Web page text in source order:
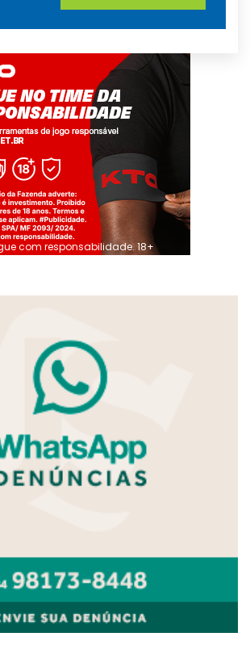
com responsabilidade. 18+